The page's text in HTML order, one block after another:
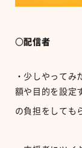
〇配信者
・少しやってみ
額や目的を設定
の負担をしても